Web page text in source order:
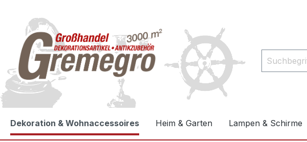
Dekoration & Wohnaccessoires Heim & Garten Lampen & Schirme